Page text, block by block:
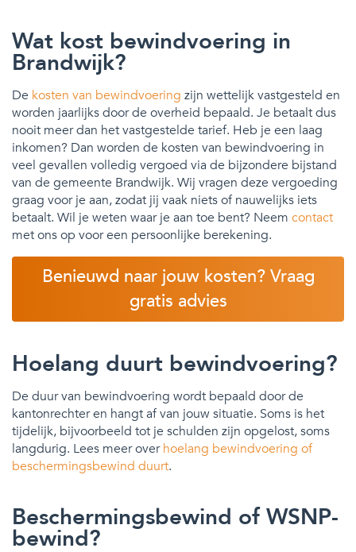
Wat kost bewindvoering in
Brandwijk?
De kosten van bewindvoering zijn wettelijk vastgesteld en
worden jaarlijks door de overheid bepaald. Je betaalt dus
nooit meer dan het vastgestelde tarief. Heb je een laag
inkomen? Dan worden de kosten van bewindvoering in
veel gevallen volledig vergoed via de bijzondere bijstand
van de gemeente Brandwijk. Wij vragen deze vergoeding
graag voor je aan, zodat jij vaak niets of nauwelijks iets
betaalt. Wil je weten waar je aan toe bent? Neem contact
met ons op voor een persoonlijke berekening.
Benieuwd naar jouw kosten? Vraag
gratis advies
Hoelang duurt bewindvoering?
De duur van bewindvoering wordt bepaald door de
kantonrechter en hangt af van jouw situatie. Soms is het
tijdelijk, bijvoorbeeld tot je schulden zijn opgelost, soms
langdurig. Lees meer overhoelang bewindvoering of
beschermingsbewind duurt.
Beschermingsbewind of WSNP-
bewind?